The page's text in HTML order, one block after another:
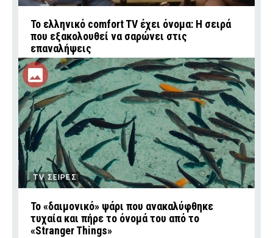
Το ελληνικό comfort TV έχει όνομα: Η σειρά
που εξακολουθεί να σαρώνει στις
επαναλήψεις
TV ΣΕΙΡΕΣ
Το «δαιμονικό» ψάρι που ανακαλύφθηκε
τυχαία και πήρε το όνομά του από το
«Stranger Things»